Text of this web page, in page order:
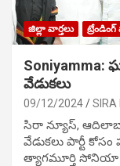
జిల్లా వార్తలు ట్రేండింగ్
వేడుక‌లు
09/12/2024 SIRA
సిరా న్యూస్,
వేడుక‌లు పార్టీ
త్యాగమూర్తి సోనియా